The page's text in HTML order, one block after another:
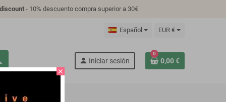
- 10% descuento compra superior a 30€
Español EUR €
person Iniciar sesión
0
0,00 €
TUTORIAL
close